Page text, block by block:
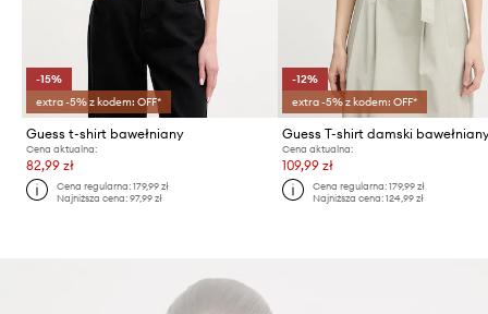
-15%
extra -5% z kodem: OFF*
Guess t-shirt bawełniany
Cena aktualna:
82,99 zł
Cena regularna:179,99 zł
Najniższa cena:97,99 zł
-12%
extra -5% z kodem: OFF*
Guess T-shirt damski
Cena aktualna:
109,99 zł
Cena regularna: 179,99 zł
Najniższa cena: 124,99 zł